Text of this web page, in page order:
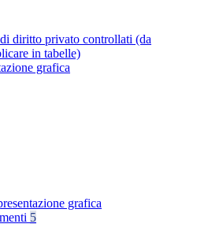
diritto privato controllati (da
in tabelle)
grafica
grafica
5